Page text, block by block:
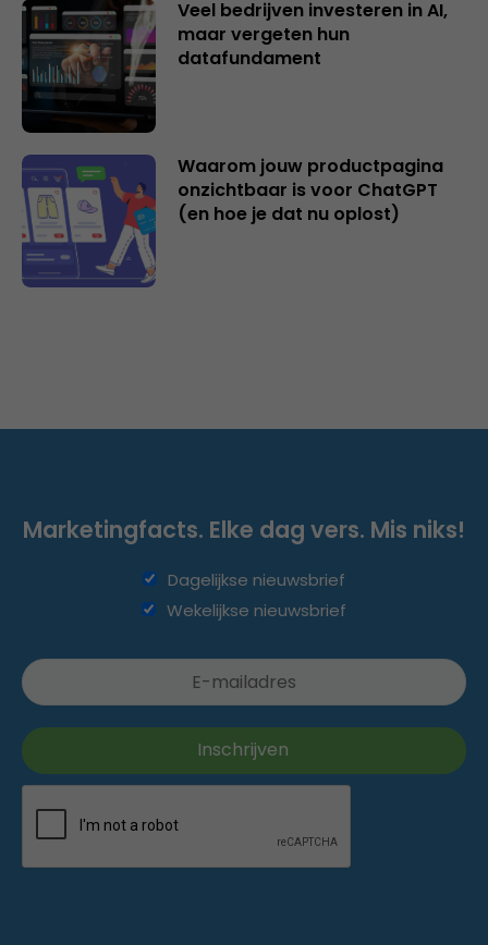
Veel bedrijven investeren in AI,
maar vergeten hun
datafundament
Waarom jouw productpagina
onzichtbaar is voor ChatGPT
(en hoe je dat nu oplost)
Marketingfacts. Elke dag vers. Mis niks!
Dagelijkse nieuwsbrief
Wekelijkse nieuwsbrief